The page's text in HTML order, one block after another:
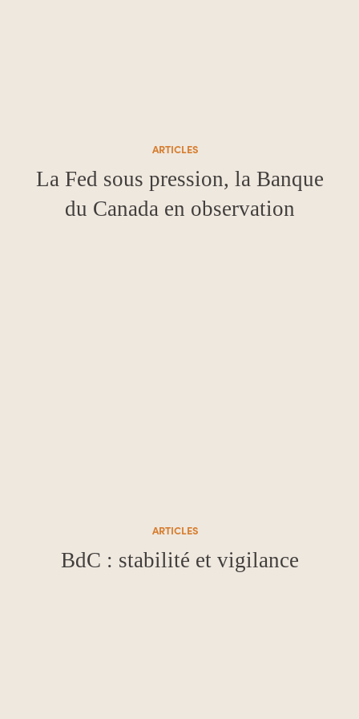
ARTICLES
La Fed sous pression, la Banque
du Canada en observation
ARTICLES
BdC : stabilité et vigilance